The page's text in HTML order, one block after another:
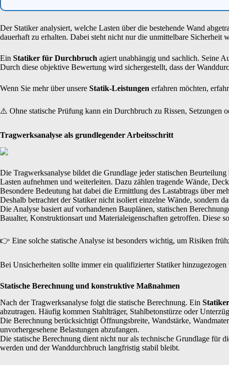
Der Statiker analysiert, welche Lasten über die bestehende Wand
dauerhaft zu erhalten. Dabei steht nicht nur die unmittelbare Sicherheit
Ein Statiker für Durchbruch agiert unabhängig und sachlich. Seine
Durch diese objektive Bewertung wird sichergestellt, dass der
Wenn Sie mehr über unsere Statik-Leistungen erfahren möchten,
⚠️ Ohne statische Prüfung kann ein Durchbruch zu Rissen, Setzungen
Tragwerksanalyse als grundlegender Arbeitsschritt
Die Tragwerksanalyse bildet die Grundlage jeder statischen
Lasten aufnehmen und weiterleiten. Dazu zählen tragende Wände,
Besondere Bedeutung hat dabei die Ermittlung des Lastabtrags über
Deshalb betrachtet der Statiker nicht isoliert einzelne Wände, sondern
Die Analyse basiert auf vorhandenen Bauplänen, statischen
Baualter, Konstruktionsart und Materialeigenschaften getroffen. Diese
👉 Eine solche statische Analyse ist besonders wichtig, um Risiken
Bei Unsicherheiten sollte immer ein qualifizierter Statiker
Statische Berechnung und konstruktive Maßnahmen
Nach der Tragwerksanalyse folgt die statische Berechnung. Ein
abzutragen. Häufig kommen Stahlträger, Stahlbetonstürze oder
Die Berechnung berücksichtigt Öffnungsbreite, Wandstärke,
unvorhergesehene Belastungen abzufangen.
Die statische Berechnung dient nicht nur als technische Grundlage für
werden und der Wanddurchbruch langfristig stabil bleibt.